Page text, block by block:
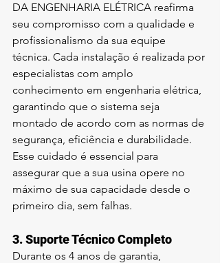
DA ENGENHARIA ELÉTRICA reafirma
seu compromisso com a qualidade e
profissionalismo da sua equipe
técnica. Cada instalação é realizada por
especialistas com amplo
conhecimento em engenharia elétrica,
garantindo que o sistema seja
montado de acordo com as normas de
segurança, eficiência e durabilidade.
Esse cuidado é essencial para
assegurar que a sua usina opere no
máximo de sua capacidade desde o
primeiro dia, sem falhas.
3. Suporte Técnico Completo
Durante os 4 anos de garantia,